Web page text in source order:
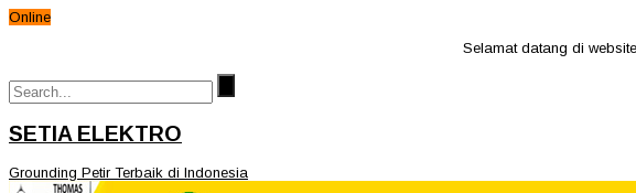
Online
Selamat datang di website
SETIA ELEKTRO
Grounding Petir Terbaik di Indonesia